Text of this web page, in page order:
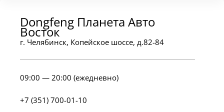
Dongfeng Планета Авто
Восток
г. Челябинск, Копейское шоссе, д.82-84
09:00 — 20:00 (ежедневно)
+7 (351) 700-01-10